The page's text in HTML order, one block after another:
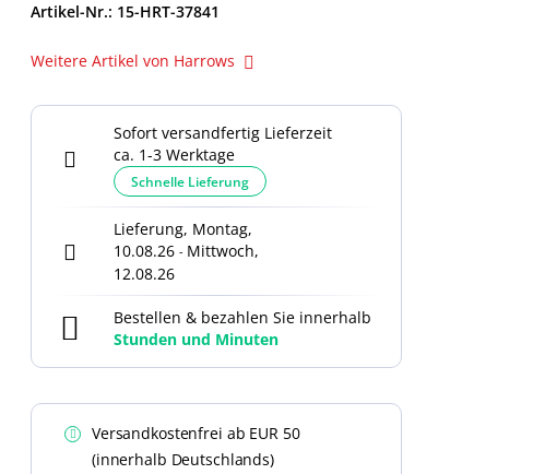
Artikel-Nr.: 15-HRT-37841
Weitere Artikel von Harrows
Sofort versandfertig Lieferzeit
ca. 1-3 Werktage
Schnelle Lieferung
Lieferung, Montag,
10.08.26 - Mittwoch,
12.08.26
Bestellen & bezahlen Sie innerhalb
Stunden und Minuten
Versandkostenfrei ab EUR 50
(innerhalb Deutschlands)